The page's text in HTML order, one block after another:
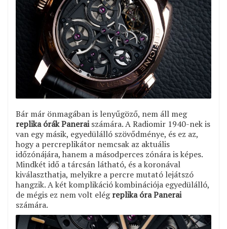
Bár már önmagában is lenyűgöző, nem áll meg
replika órák Paneraiszámára. A Radiomir 1940-nek is
van egy másik, egyedülálló szövődménye, és ez az,
hogy a percreplikátor nemcsak az aktuális
időzónájára, hanem a másodperces zónára is képes.
Mindkét idő a tárcsán látható, és a koronával
kiválaszthatja, melyikre a percre mutató lejátszó
hangzik. A két komplikáció kombinációja egyedülálló,
de mégis ez nem volt elégreplika óra Panerai
számára.